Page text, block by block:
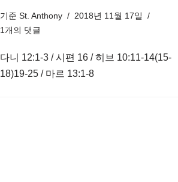
기준 St. Anthony
2018년 11월 17일
1개의 댓글
다니 12:1-3 / 시편 16 / 히브 10:11-14(15-
18)19-25 / 마르 13:1-8